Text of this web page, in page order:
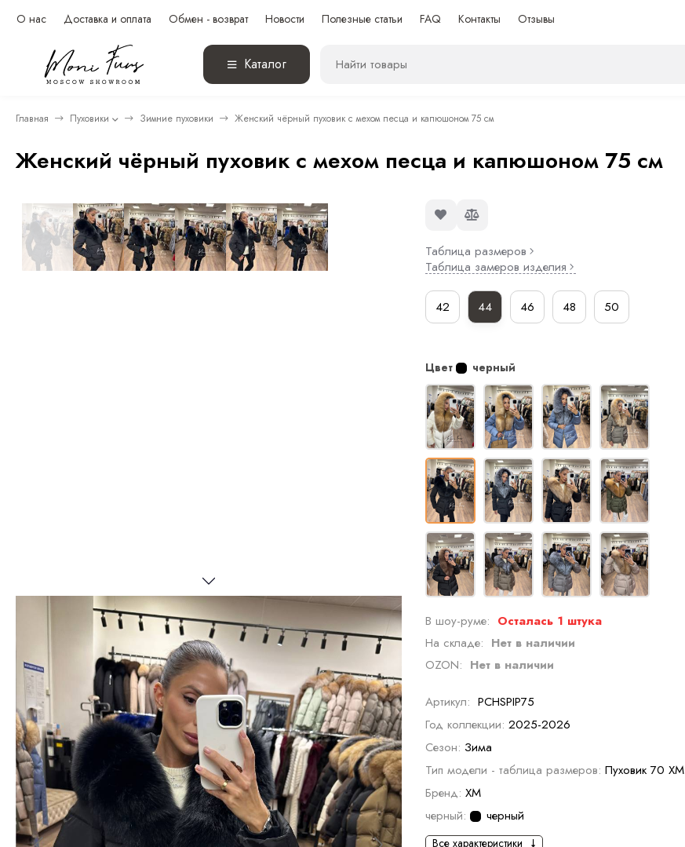
О нас Доставка и оплата Обмен - возврат Новости Полезные статьи FAQ Контакты Отзывы
Каталог
Главная Пуховики Зимние пуховики Женский чёрный пуховик с мехом песца и капюшоном 75 см
Женский чёрный пуховик с мехом песца и капюшоном 75 см
Таблица размеров
Таблица замеров изделия
42 44 46 48 50
Цвет черный
В шоу-руме: Осталась 1 штука
На складе: Нет в наличии
OZON: Нет в наличии
Артикул: PCHSPIP75
Год коллекции: 2025-2026
Сезон: Зима
Тип модели - таблица размеров: Пуховик 70 ХМ
Бренд: XM
черный:
черный
Все характеристики